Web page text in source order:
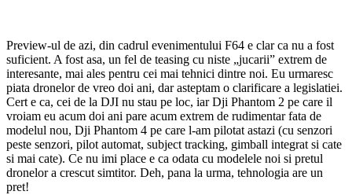
Preview-ul de azi, din cadrul evenimentului F64 e clar ca nu a fost
suficient. A fost asa, un fel de teasing cu niste „jucarii” extrem de
interesante, mai ales pentru cei mai tehnici dintre noi. Eu urmaresc
piata dronelor de vreo doi ani, dar asteptam o clarificare a legislatiei.
Cert e ca, cei de la DJI nu stau pe loc, iar Dji Phantom 2 pe care il
vroiam eu acum doi ani pare acum extrem de rudimentar fata de
modelul nou, Dji Phantom 4 pe care l-am pilotat astazi (cu senzori
peste senzori, pilot automat, subject tracking, gimball integrat si cate
si mai cate). Ce nu imi place e ca odata cu modelele noi si pretul
dronelor a crescut simtitor. Deh, pana la urma, tehnologia are un
pret!